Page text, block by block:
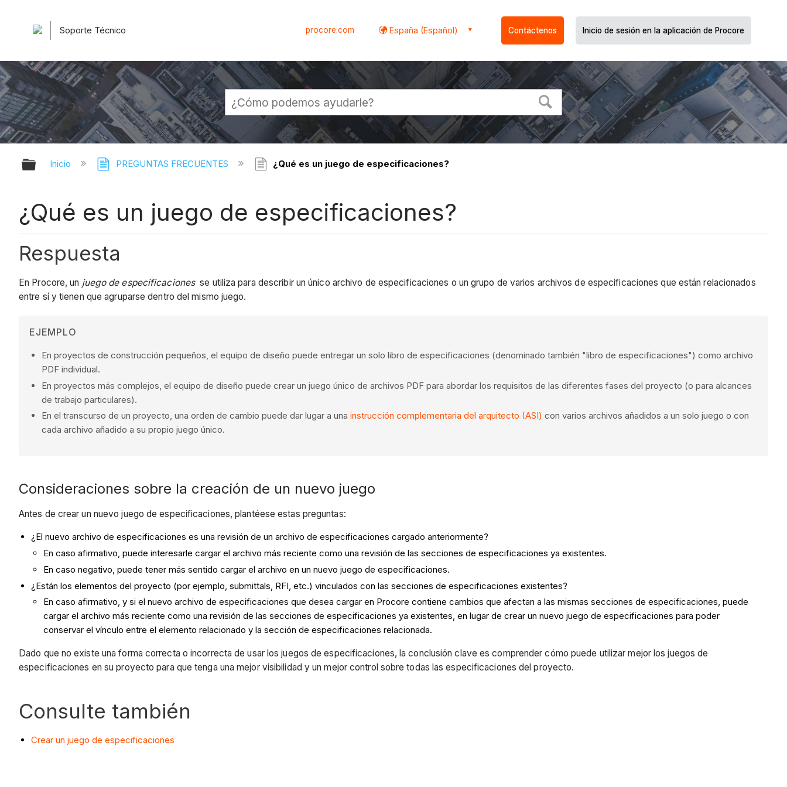
Soporte Técnico procore.com España (Español) Contáctenos Inicio de sesión en la aplicación de Procore
Expandir/contraer jerarquía global
Inicio PREGUNTAS FRECUENTES ¿Qué es un juego de especificaciones?
¿Qué es un juego de especificaciones?
Respuesta
En Procore, un juego de especificacionesse utiliza para describir un único archivo de especificaciones o un grupo de varios archivos de especificaciones que están relacionados
entre sí y tienen que agruparse dentro del mismo juego.
EJEMPLO
En proyectos de construcción pequeños, el equipo de diseño puede entregar un solo libro de especificaciones (denominado también "libro de especificaciones") como archivo
PDF individual.
En proyectos más complejos, el equipo de diseño puede crear un juego único de archivos PDF para abordar los requisitos de las diferentes fases del proyecto (o para alcances
de trabajo particulares).
En el transcurso de un proyecto, una orden de cambio puede dar lugar a una instrucción complementaria del arquitecto (ASI) con varios archivos añadidos a un solo juego o con
cada archivo añadido a su propio juego único.
Consideraciones sobre la creación de un nuevo juego
Antes de crear un nuevo juego de especificaciones, plantéese estas preguntas:
¿El nuevo archivo de especificaciones es una revisión de un archivo de especificaciones cargado anteriormente?
En caso afirmativo, puede interesarle cargar el archivo más reciente como una revisión de las secciones de especificaciones ya existentes.
En caso negativo, puede tener más sentido cargar el archivo en un nuevo juego de especificaciones.
¿Están los elementos del proyecto (por ejemplo, submittals, RFI, etc.) vinculados con las secciones de especificaciones existentes?
En caso afirmativo, y si el nuevo archivo de especificaciones que desea cargar en Procore contiene cambios que afectan a las mismas secciones de especificaciones, puede
cargar el archivo más reciente como una revisión de las secciones de especificaciones ya existentes, en lugar de crear un nuevo juego de especificaciones para poder
conservar el vínculo entre el elemento relacionado y la sección de especificaciones relacionada.
Dado que no existe una forma correcta o incorrecta de usar los juegos de especificaciones, la conclusión clave es comprender cómo puede utilizar mejor los juegos de
especificaciones en su proyecto para que tenga una mejor visibilidad y un mejor control sobre todas las especificaciones del proyecto.
Consulte también
Crear un juego de especificaciones